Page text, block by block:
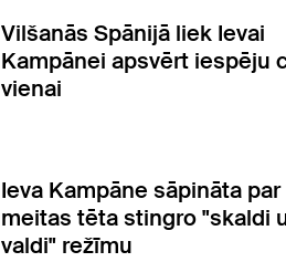
Vilšanās Spānijā liek Ievai
Kampānei apsvērt iespēju
vienai
Ieva Kampāne sāpināta par
meitas tēta stingro "skaldi
valdi" režīmu